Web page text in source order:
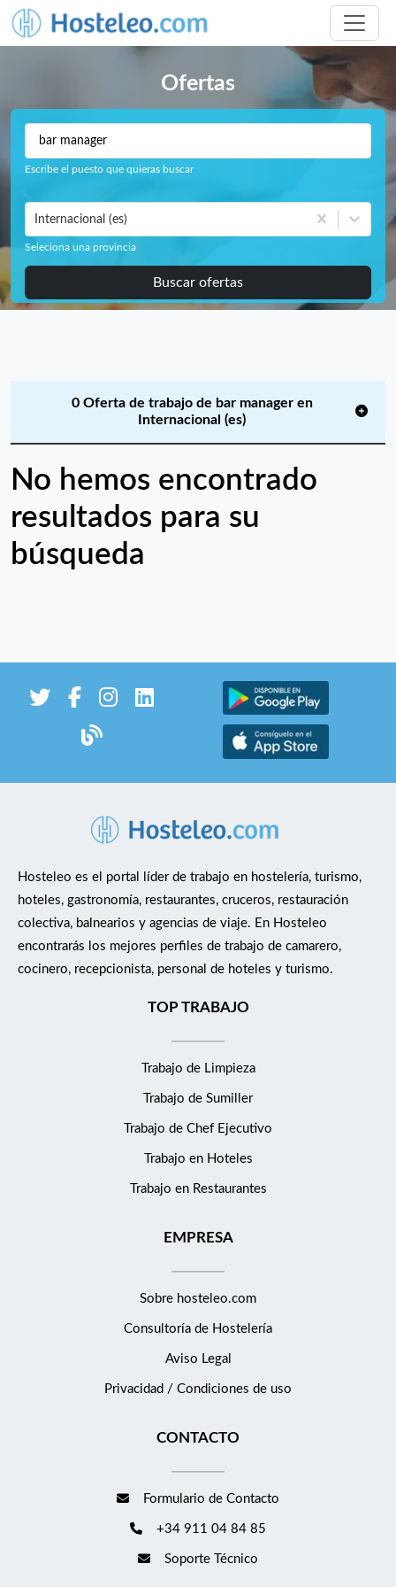
Ofertas
Escribe el puesto que quieras buscar
Internacional (es)
Seleciona una provincia
Buscar ofertas
0 Oferta de trabajo de bar manager en
Internacional (es)
No hemos encontrado
resultados para su
búsqueda
Hosteleo es el portal líder de trabajo en hostelería, turismo,
hoteles, gastronomía, restaurantes, cruceros, restauración
colectiva, balnearios y agencias de viaje. En Hosteleo
encontrarás los mejores perfiles de trabajo de camarero,
cocinero, recepcionista, personal de hoteles y turismo.
TOP TRABAJO
Trabajo de Limpieza
Trabajo de Sumiller
Trabajo de Chef Ejecutivo
Trabajo en Hoteles
Trabajo en Restaurantes
EMPRESA
Sobre hosteleo.com
Consultoría de Hostelería
Aviso Legal
Privacidad / Condiciones de uso
CONTACTO
Formulario de Contacto
+34 911 04 84 85
Soporte Técnico